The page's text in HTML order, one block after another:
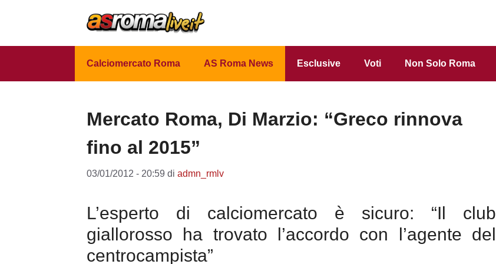
Calciomercato Roma AS Roma News Esclusive Voti Non Solo Roma
Mercato Roma, Di Marzio: “Greco rinnova
fino al 2015”
03/01/2012 - 20:59 di admn_rmlv
L’esperto di calciomercato è sicuro: “Il club
giallorosso ha trovato l’accordo con l’agente del
centrocampista”